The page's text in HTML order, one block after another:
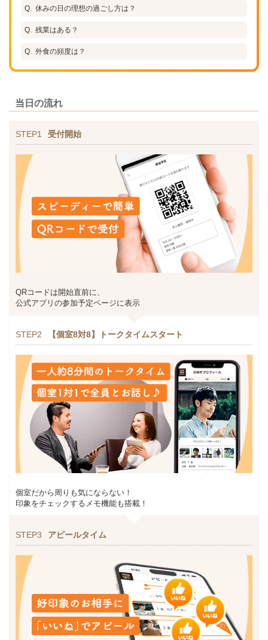
休みの日の理想の過ごし方は？
残業はある？
外食の頻度は？
当日の流れ
STEP1 受付開始
QRコードは開始直前に、
公式アプリの参加予定ページに表示
STEP2 【個室8対8】トークタイムスタート
個室だから周りも気にならない！
印象をチェックするメモ機能も搭載！
STEP3 アピールタイム